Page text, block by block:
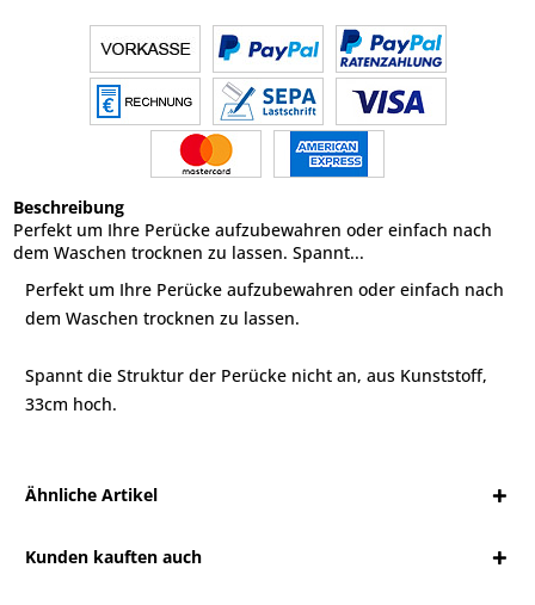
Beschreibung
Perfekt um Ihre Perücke aufzubewahren oder einfach nach
dem Waschen trocknen zu lassen. Spannt...
Perfekt um Ihre Perücke aufzubewahren oder einfach nach
dem Waschen trocknen zu lassen.
Spannt die Struktur der Perücke nicht an, aus Kunststoff,
33cm hoch.
Ähnliche Artikel
Kunden kauften auch